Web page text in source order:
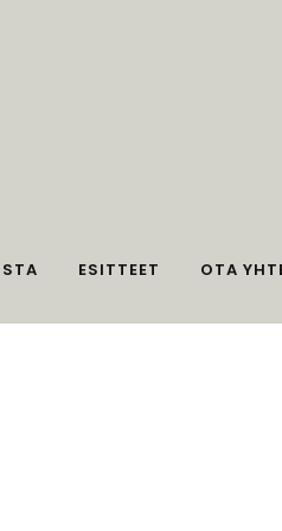
ESITTEET OTA